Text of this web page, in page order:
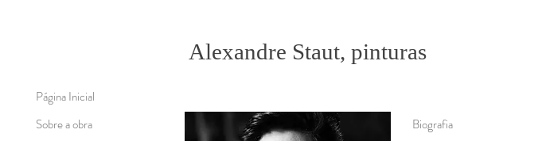
Página Inicial
Sobre a obra
Alexandre Staut, pinturas
Biografia